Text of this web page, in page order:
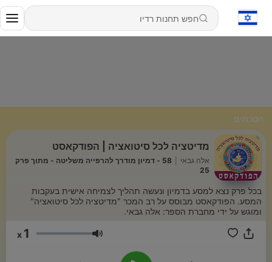
הסכתים
מדיטציה לכל סיטואציה | הפודקאסט
אלה גבאי
58 - דמיון מודרך להרפייה משליטה - מתוך פרק
25
בכל פרק נצא למסע בדמיון ונעשה תהליך לצמיחה אישית בעקבות
המסע. הפודקאסט מבוסס על רב המכר "מדיטציה לכל סיטואציה"
ומוגש על ידי מחברת הספר: אלה גבאי.
עוצמת שמע 1